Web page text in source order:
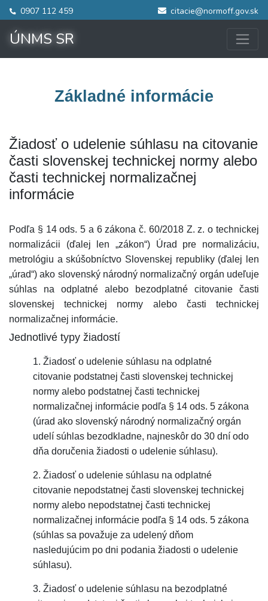
0907 112 459 citacie@normoff.gov.sk
ÚNMS SR
Základné informácie
Žiadosť o udelenie súhlasu na citovanie
časti slovenskej technickej normy alebo
časti technickej normalizačnej
informácie
Podľa § 14 ods. 5 a 6 zákona č. 60/2018 Z. z. o technickej
normalizácii (ďalej len „zákon“) Úrad pre normalizáciu,
metrológiu a skúšobníctvo Slovenskej republiky (ďalej len
„úrad“) ako slovenský národný normalizačný orgán udeľuje
súhlas na odplatné alebo bezodplatné citovanie časti
slovenskej technickej normy alebo časti technickej
normalizačnej informácie.
Jednotlivé typy žiadostí
1. Žiadosť o udelenie súhlasu na odplatné
citovanie podstatnej časti slovenskej technickej
normy alebo podstatnej časti technickej
normalizačnej informácie podľa § 14 ods. 5 zákona
(úrad ako slovenský národný normalizačný orgán
udelí súhlas bezodkladne, najneskôr do 30 dní odo
dňa doručenia žiadosti o udelenie súhlasu).
2. Žiadosť o udelenie súhlasu na odplatné
citovanie nepodstatnej časti slovenskej technickej
normy alebo nepodstatnej časti technickej
normalizačnej informácie podľa § 14 ods. 5 zákona
(súhlas sa považuje za udelený dňom
nasledujúcim po dni podania žiadosti o udelenie
súhlasu).
3. Žiadosť o udelenie súhlasu na bezodplatné